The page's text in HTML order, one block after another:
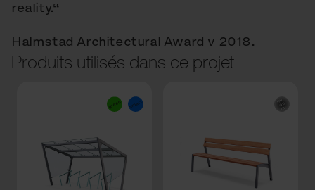
reality.“
Halmstad Architectural Award v 2018.
Produits utilisés dans ce projet